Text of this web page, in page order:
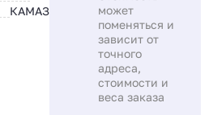
КАМАЗ
может
поменяться и
зависит от
точного
адреса,
стоимости и
веса заказа